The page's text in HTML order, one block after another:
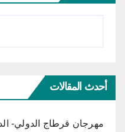
أحدث المقالات